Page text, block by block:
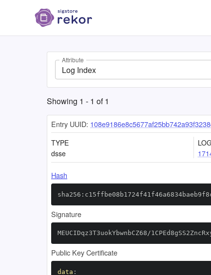
Attribute
Log Index
Showing 1 - 1 of1
Entry UUID:
TYPE
dsse
Hash
Signature
MEUCIDqz3T3uokYbwnbCZ68/
Public Key Certificate
data :